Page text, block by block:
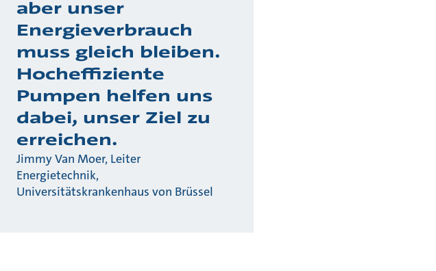
aber unser
Energieverbrauch
muss gleich bleiben.
Hocheffiziente
Pumpen helfen uns
dabei, unser Ziel zu
erreichen.
Jimmy Van Moer, Leiter
Energietechnik,
Universitätskrankenhaus von Brüssel